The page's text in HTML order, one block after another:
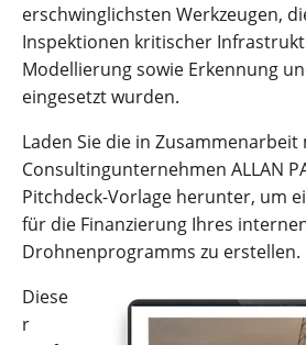
erschwinglichsten Werkzeugen,
Inspektionen kritischer
Modellierung sowie Erkennung
eingesetzt wurden.
Laden Sie die in
Consultingunternehmen ALLAN
Pitchdeck-Vorlage herunter, um
für die Finanzierung Ihres
Drohnenprogramms zu erstellen.
Diese
r